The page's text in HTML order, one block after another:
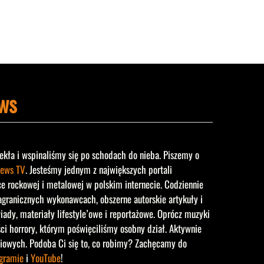
i wspinaliśmy się po schodach do nieba. Piszemy o
TV. Jesteśmy jednym z największych portali
rockowej i metalowej w polskim internecie. Codziennie
wykonawcach, obszerne autorskie artykuły i
materiały lifestyle’owe i reportażowe. Oprócz muzyki
horrory, którym poświęciliśmy osobny dział. Aktywnie
Podoba Ci się to, co robimy? Zachęcamy do
i YouTube!